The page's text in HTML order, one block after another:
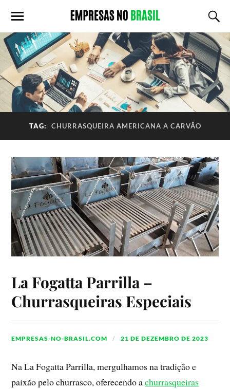
TAG: CHURRASQUEIRA AMERICANA A CARVÃO
La Fogatta Parrilla –
Churrasqueiras Especiais
EMPRESAS-NO-BRASIL.COM 21 DE DEZEMBRO DE 2023
Na La Fogatta Parrilla, mergulhamos na tradição e
paixão pelo churrasco, oferecendo achurrasqueiras